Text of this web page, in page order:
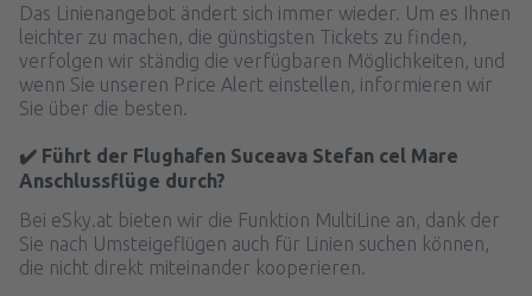
Das Linienangebot ändert sich immer wieder. Um es Ihnen
leichter zu machen, die günstigsten Tickets zu finden,
verfolgen wir ständig die verfügbaren Möglichkeiten, und
wenn Sie unseren Price Alert einstellen, informieren wir
Sie über die besten.
✔️ Führt der Flughafen Suceava Stefan cel Mare
Anschlussflüge durch?
Bei eSky.at bieten wir die Funktion MultiLine an, dank der
Sie nach Umsteigeflügen auch für Linien suchen können,
die nicht direkt miteinander kooperieren.